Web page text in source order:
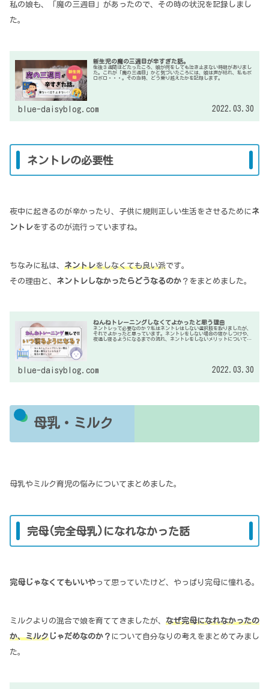
私の娘も、「魔の三週目」があったので、その時の状況を記録しまし
た。
新生児の魔の三週目が辛すぎた話。
生後３週間ほどたったころ、娘が何をしても泣き止まない時期がありまし
た。これが「魔の三週目」かと気づいたころには、娘は声が枯れ、私もボ
ロボロ・・・。その当時、どう乗り越えたかを記録します。
blue-daisyblog.com 2022.03.30
ネントレの必要性
夜中に起きるのが辛かったり、子供に規則正しい生活をさせるためにネ
ントレをするのが流行っていますね。
ちなみに私は、 ネントレをしなくても良い派です。
その理由と、 ネントレしなかったらどうなるのか ？をまとめました。
ねんねトレーニングしなくてよかったと思う理由
ネントレって必要なのか？私はネントレはしない選択肢を取りましたが、
それでよかったと思っています。ネントレをしない場合の寝かしつけや、
夜通し寝るようになるまでの流れ、ネントレをしないメリットについてま
blue-daisyblog.com 2022.03.30
母乳・ミルク
母乳やミルク育児の悩みについてまとめました。
完母(完全母乳)になれなかった話
完母じゃなくてもいいやって思っていたけど、やっぱり完母に憧れる。
ミルクよりの混合で娘を育ててきましたが、 なぜ完母になれなかったの
か、ミルクじゃだめなのか？ について自分なりの考えをまとめてみまし
た。